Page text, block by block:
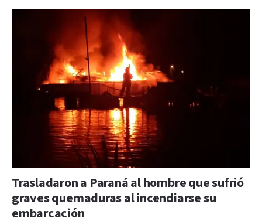
Trasladaron a Paraná al hombre que sufrió
graves quemaduras al incendiarse su
embarcación